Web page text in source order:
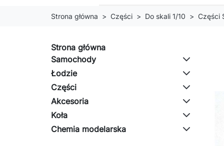
Strona główna Części Do skali 1/10 Części
Strona główna
Samochody
Łodzie
Części
Akcesoria
Koła
Chemia modelarska